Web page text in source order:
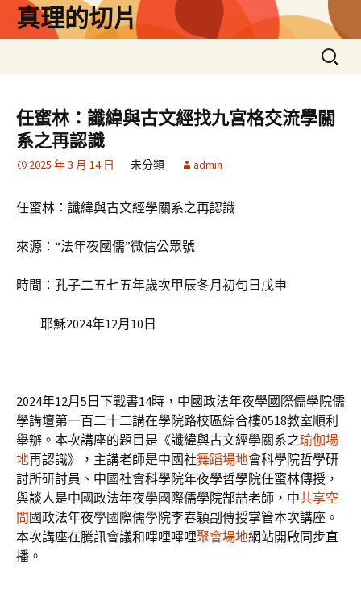
真理的切片
搜
尋
鍵
字:
任蜜林：讖緯與古文經找九宮格交流學關
系之再認識
2025 年 3 月 14 日 未分類 admin
任蜜林：讖緯與古文經學關系之再認識
來源：“法年夜國儒”微信公眾號
時間：孔子二五七五年歲次甲辰冬月初旬日戊申
耶穌2024年12月10日
2024年12月5日下戰書14時，中國政法年夜學國際儒學院儒
學講壇第一百二十二講在學院路校區綜合樓0518教室順利
舉辦。本次講座的題目是《讖緯與古文經學關系之瑜伽場
地再認識》，主講老師是中國社舞蹈場地會科學院哲學研
討所研討員、中國社會科學院年夜學哲學院任蜜林傳授，
與談人是中國政法年夜學國際儒學院郜喆老師，中共享空
間 國政法年夜學國際儒學院李春穎副傳授掌管本次講座。
本次講座在騰訊會議和嗶哩嗶哩聚會場地網站開啟同步直
播。